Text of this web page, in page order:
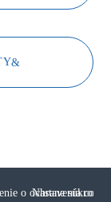
o ochrane súkromia
Nastavenia